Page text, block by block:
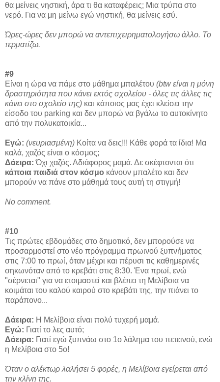
θα μείνεις νηστική, άρα τι θα καταφέρεις; Μια τρύπα στο
νερό. Για να μη μείνω εγώ νηστική, θα μείνεις εσύ.
Ώρες-ώρες δεν μπορώ να αντεπιχειρηματολογήσω άλλο. Το
τερματίζω.
#9
Είναι η ώρα να πάμε στο μάθημα μπαλέτου (btw είναι η μόνη
δραστηριότητα που κάνει εκτός σχολείου - όλες τις άλλες τις
κάνει στο σχολείο της) και κάποιος μας έχει κλείσει την
είσοδο του parking και δεν μπορώ να βγάλω το αυτοκίνητο
από την πολυκατοικία...
Εγώ: (νευριασμένη) Κοίτα να δεις!!! Κάθε φορά τα ίδια! Μα
καλά, χαζός είναι ο κόσμος;
Δάειρα: Όχι χαζός. Αδιάφορος μαμά. Δε σκέφτονται ότι
κάποια παιδιά στον κόσμο κάνουν μπαλέτο και δεν
μπορούν να πάνε στο μάθημά τους αυτή τη στιγμή!
No comment.
#10
Τις πρώτες εβδομάδες στο δημοτικό, δεν μπορούσε να
προσαρμοστεί στο νέο πρόγραμμα πρωινού ξυπνήματος
στις 7:00 το πρωί, όταν μέχρι και πέρυσι τις καθημερινές
σηκωνόταν από το κρεβάτι στις 8:30. Ένα πρωί, ενώ
"σέρνεται" για να ετοιμαστεί και βλέπει τη Μελίβοια να
κοιμάται του καλού καιρού στο κρεβάτι της, την πιάνει το
παράπονο...
Δάειρα: Η Μελίβοια είναι πολύ τυχερή μαμά.
Εγώ: Γιατί το λες αυτό;
Δάειρα: Γιατί εγώ ξυπνάω στο 1ο λάλημα του πετεινού, ενώ
η Μελίβοια στο 5ο!
Όταν ο αλέκτωρ λαλήσει 5 φορές, η Μελίβοια εγείρεται από
την κλίνη της.